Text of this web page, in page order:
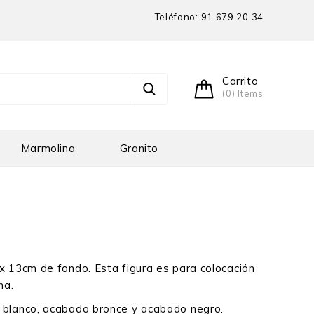
Teléfono: 91 679 20 34
Carrito
(0) Items
Marmolina Granito
13cm de fondo. Esta figura es para colocación
acabado bronce y acabado negro.